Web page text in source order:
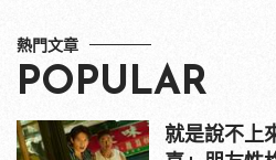
熱門文章
POPULAR
就是說不上